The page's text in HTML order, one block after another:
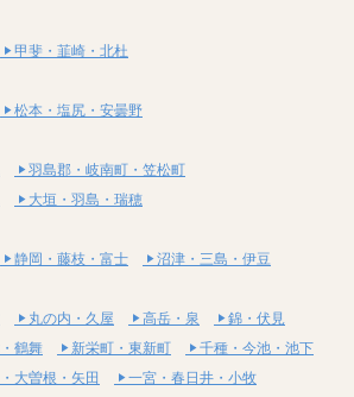
甲斐・韮崎・北杜
松本・塩尻・安曇野
羽島郡・岐南町・笠松町
大垣・羽島・瑞穂
静岡・藤枝・富士
沼津・三島・伊豆
丸の内・久屋 高岳・泉
錦・伏見
鶴舞 新栄町・東新町
千種・今池・池下
大曽根・矢田
一宮・春日井・小牧